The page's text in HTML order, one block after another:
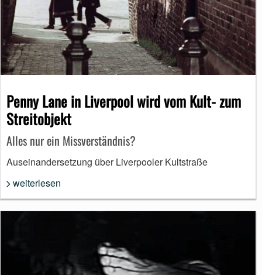
Penny Lane in Liverpool wird vom Kult- zum
Streitobjekt
Alles nur ein Missverständnis?
Auseinandersetzung über Liverpooler Kultstraße
weiterlesen